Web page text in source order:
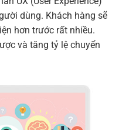
dùng. Khách hàng sẽ
hơn trước rất nhiều.
và tăng tỷ lệ chuyển